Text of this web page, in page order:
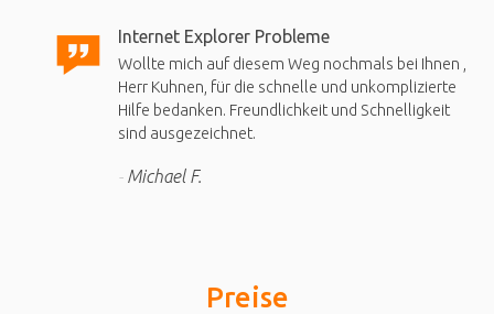
Internet Explorer Probleme
Wollte mich auf diesem Weg nochmals bei Ihnen ,
Herr Kuhnen, für die schnelle und unkomplizierte
Hilfe bedanken. Freundlichkeit und Schnelligkeit
sind ausgezeichnet.
Michael F.
Preise